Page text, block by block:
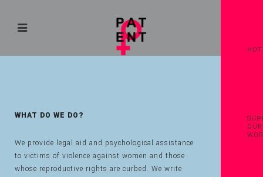
WHAT DO WE DO?
We provide legal aid and psychological assistance
to victims of violence against women and those
whose reproductive rights are curbed. We write
OUR